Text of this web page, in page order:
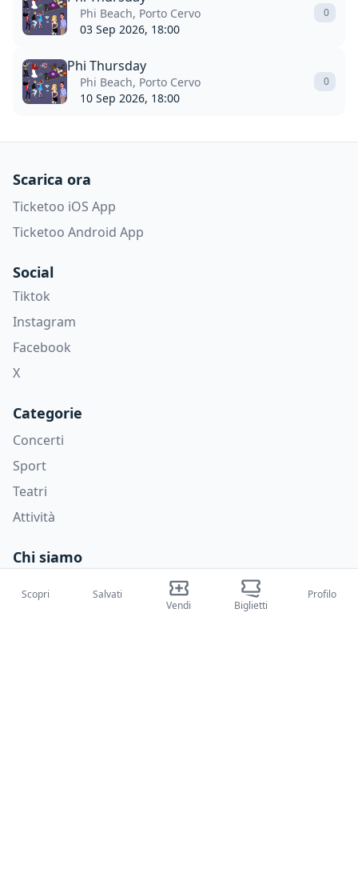
Phi Beach, Porto Cervo
03 Sep 2026, 18:00
0
Phi Thursday
Phi Beach, Porto Cervo
10 Sep 2026, 18:00
0
Scarica ora
Ticketoo iOS App
Ticketoo Android App
Social
Tiktok
Instagram
Facebook
X
Categorie
Concerti
Sport
Teatri
Attività
Chi siamo
Scopri
Salvati
Vendi
Biglietti
Profilo